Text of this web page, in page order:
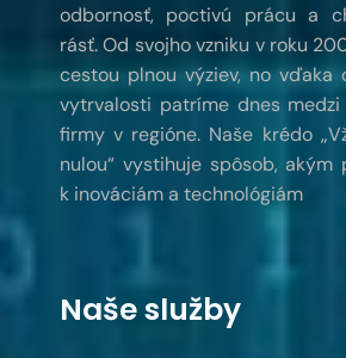
odbornosť, poctivú prácu a
rásť. Od svojho vzniku v roku
cestou plnou výziev, no vďaka
vytrvalosti patríme dnes
firmy v regióne. Naše krédo
nulou“ vystihuje spôsob, akým
k inováciám a technológiám
Naše služby